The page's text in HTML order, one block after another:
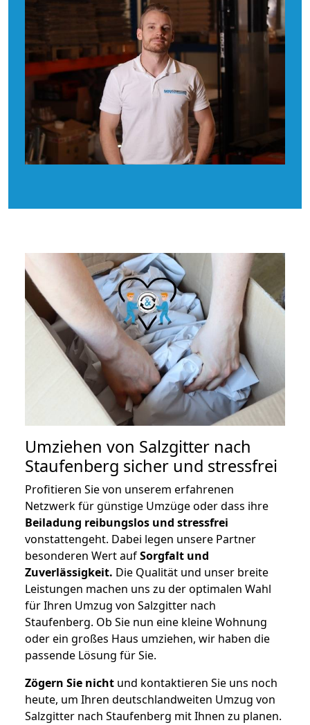
Umziehen von Salzgitter nach
Staufenberg sicher und stressfrei
Profitieren Sie von unserem erfahrenen
Netzwerk für günstige Umzüge oder dass ihre
Beiladung reibungslos und stressfrei
vonstattengeht. Dabei legen unsere Partner
besonderen Wert aufSorgfalt und
Zuverlässigkeit. Die Qualität und unser breite
Leistungen machen uns zu der optimalen Wahl
für Ihren Umzug von Salzgitter nach
Staufenberg. Ob Sie nun eine kleine Wohnung
oder ein großes Haus umziehen, wir haben die
passende Lösung für Sie.
Zögern Sie nicht und kontaktieren Sie uns noch
heute, um Ihren deutschlandweiten Umzug von
Salzgitter nach Staufenberg mit Ihnen zu planen.